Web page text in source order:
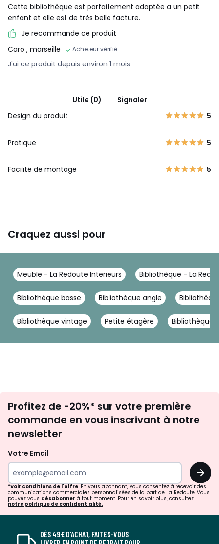
Cette bibliothèque est parfaitement adaptée a un petit
enfant et elle est de très belle facture.
Je recommande ce produit
Caro , marseille Acheteur vérifié
J'ai ce produit depuis environ 1 mois
Utile (0)
Signaler
Design du produit
5
Pratique 5
Facilité de montage 5
Craquez aussi pour
Meuble - La Redoute Interieurs Bibliothèque - La
Bibliothèque basse Bibliothèque angle
Bibliothèque vintage Petite étagère Bibliothèque
newsletter
Profitez de -20%* sur votre première
commande en vous inscrivant à notre
newsletter
Votre Email
OK
*Voir conditions de l'offre. En vous abonnant, vous consentez à recevoir des
communications commerciales personnalisées de la part de La Redoute. Vous
pouvez vous désabonner à tout moment. Pour en savoir plus, consultez
notre politique de confidentialité.
DÈS 49€ D’ACHAT, FAITES-VOUS
LIVRER EN POINT DE RETRAIT POUR